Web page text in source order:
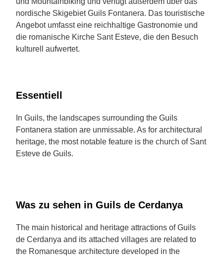
nordische Skigebiet Guils Fontanera. Das touristische
Angebot umfasst eine reichhaltige Gastronomie und
die romanische Kirche Sant Esteve, die den Besuch
kulturell aufwertet.
Essentiell
In Guils, the landscapes surrounding the Guils
Fontanera station are unmissable. As for architectural
heritage, the most notable feature is the church of Sant
Esteve de Guils.
Was zu sehen in Guils de Cerdanya
The main historical and heritage attractions of Guils
de Cerdanya and its attached villages are related to
the Romanesque architecture developed in the